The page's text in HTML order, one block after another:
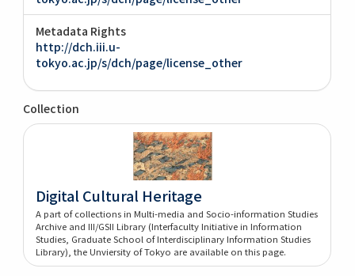
Metadata Rights
http://dch.iii.u-
tokyo.ac.jp/s/dch/page/license_other
Collection
Digital Cultural Heritage
A part of collections in Multi-media and Socio-information Studies
Archive and III/GSII Library (Interfaculty Initiative in Information
Studies, Graduate School of Interdisciplinary Information Studies
Library), the Unviersity of Tokyo are available on this page.